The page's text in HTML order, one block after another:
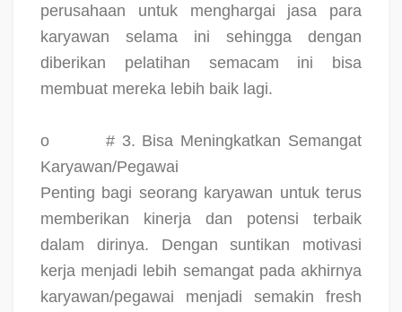
perusahaan untuk menghargai jasa para
karyawan selama ini sehingga dengan
diberikan pelatihan semacam ini bisa
membuat mereka lebih baik lagi.
o
# 3. Bisa Meningkatkan Semangat
Karyawan/Pegawai
Penting bagi seorang karyawan untuk terus
memberikan kinerja dan potensi terbaik
dalam dirinya. Dengan suntikan motivasi
kerja menjadi lebih semangat pada akhirnya
karyawan/pegawai menjadi semakin fresh